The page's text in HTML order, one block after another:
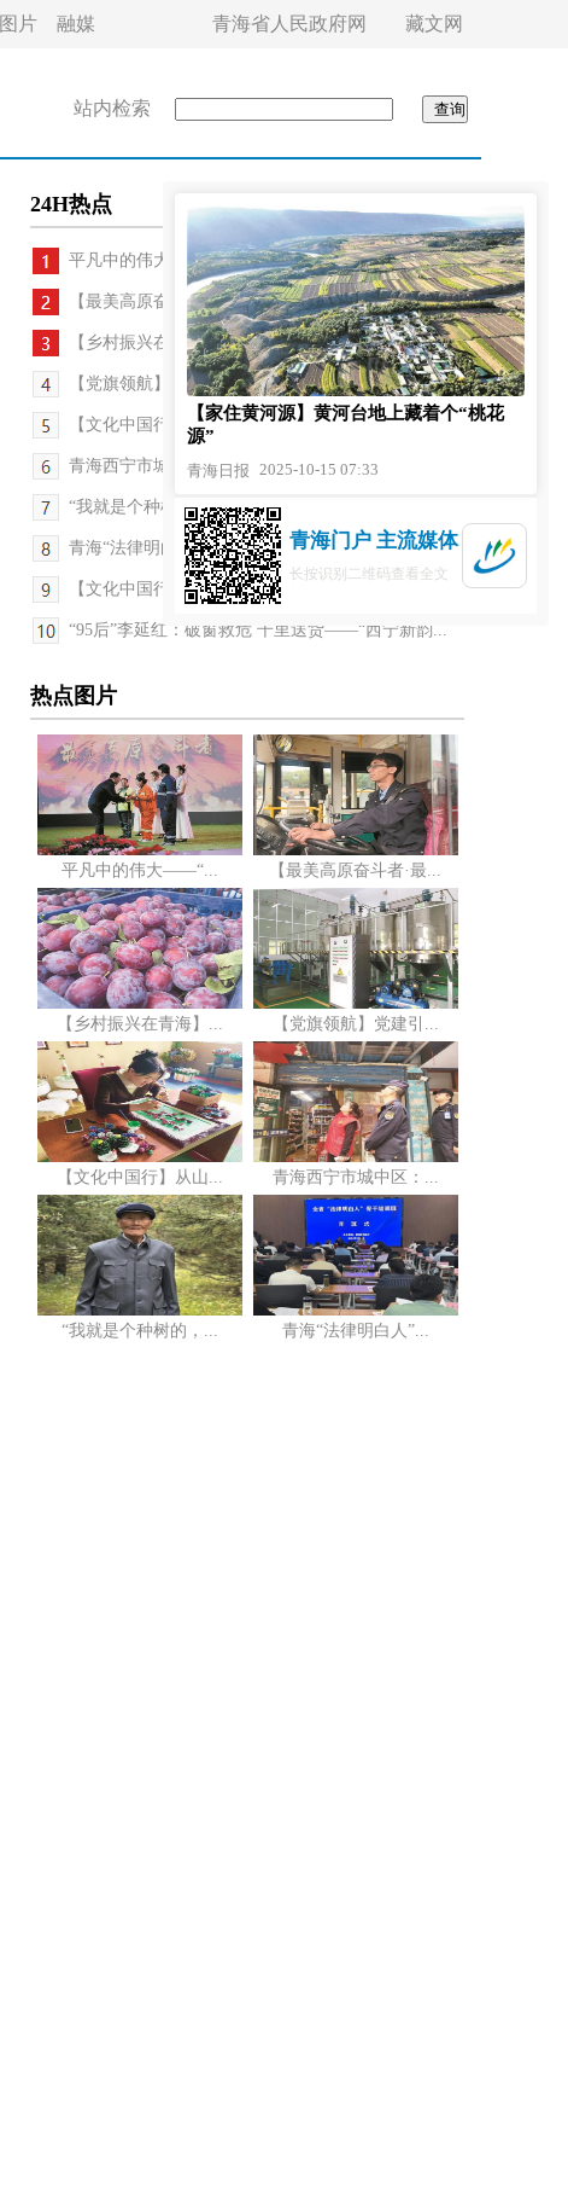
图片 融媒 青海省人民政府网 藏文网
站内检索
24H热点
平凡中的伟大——“最美交通人”宣传发布活动侧记
【最美高原奋斗者·最美交通人】青春方向盘 温暖一...
【乡村振兴在青海】甜果富一方 “梅”好正当时
【党旗领航】党建引领产业兴 强村富民绘“丰”景
【文化中国行】从山林到指尖：松果的艺术新生
青海西宁市城中区：“民生管家+”精准服务解民忧
“我就是个种树的，没啥大不了”——“西宁新韵 时...
青海“法律明白人”书写基层法治新答卷
【文化中国行】青海西宁市湟中区：“邀月醉高原”...
“95后”李延红：破窗救危 千里送货——“西宁新韵...
热点图片
平凡中的伟大——“... 【最美高原奋斗者·最...
【乡村振兴在青海】... 【党旗领航】党建引...
【文化中国行】从山... 青海西宁市城中区：...
“我就是个种树的，... 青海“法律明白人”...
【家住黄河源】黄河台地上藏着个“桃花
源”
青海日报 2025-10-15 07:33
青海门户 主流媒体
长按识别二维码查看全文